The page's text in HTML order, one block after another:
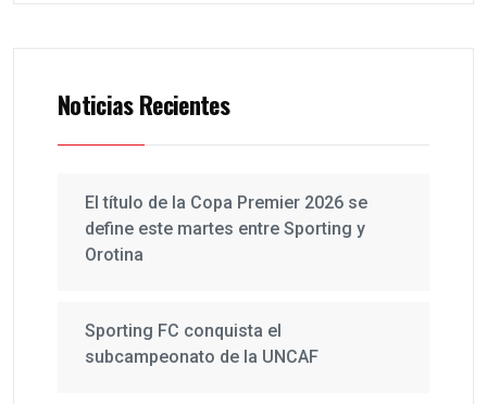
Noticias Recientes
El título de la Copa Premier 2026 se
define este martes entre Sporting y
Orotina
Sporting FC conquista el
subcampeonato de la UNCAF